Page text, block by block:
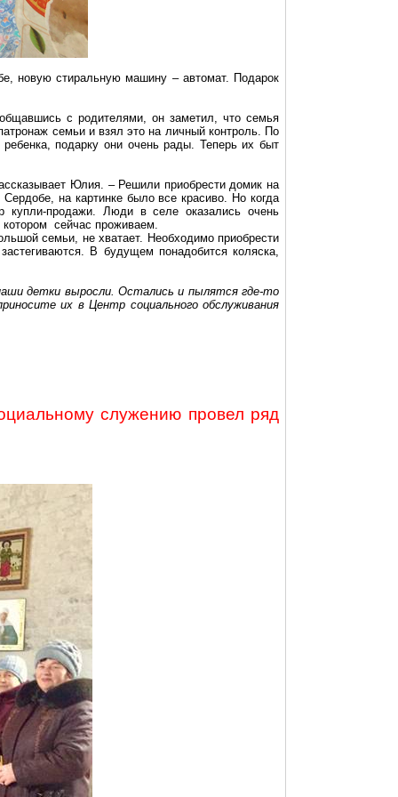
, новую стиральную машину – автомат. Подарок
с родителями, он заметил, что семья
семьи и взял это на личный контроль. По
подарку они очень рады. Теперь их быт
Юлия. – Решили приобрести домик на
Сердобе, на картинке было все красиво. Но когда
продажи. Люди в селе оказались очень
сейчас проживаем.
семьи, не хватает. Необходимо приобрести
В будущем понадобится коляска,
детки выросли. Остались и пылятся где-то
их в Центр социального обслуживания
служению провел ряд